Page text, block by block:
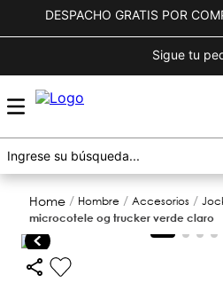
DESPACHO GRATIS POR
Sigue tu
hombre accesorios
microcotele og trucker verde claro